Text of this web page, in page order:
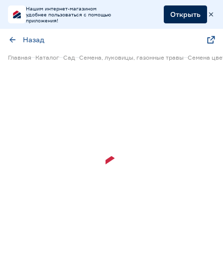
Нашим интернет-магазином
удобнее пользоваться с помощью
приложения!
Открыть
Назад
Главная Каталог Сад Семена, луковицы, газонные травы Семена